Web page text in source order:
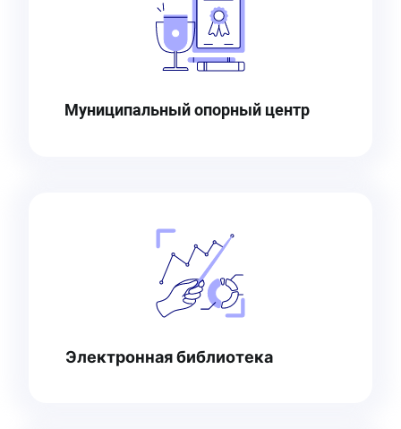
Муниципальный опорный центр
Электронная библиотека